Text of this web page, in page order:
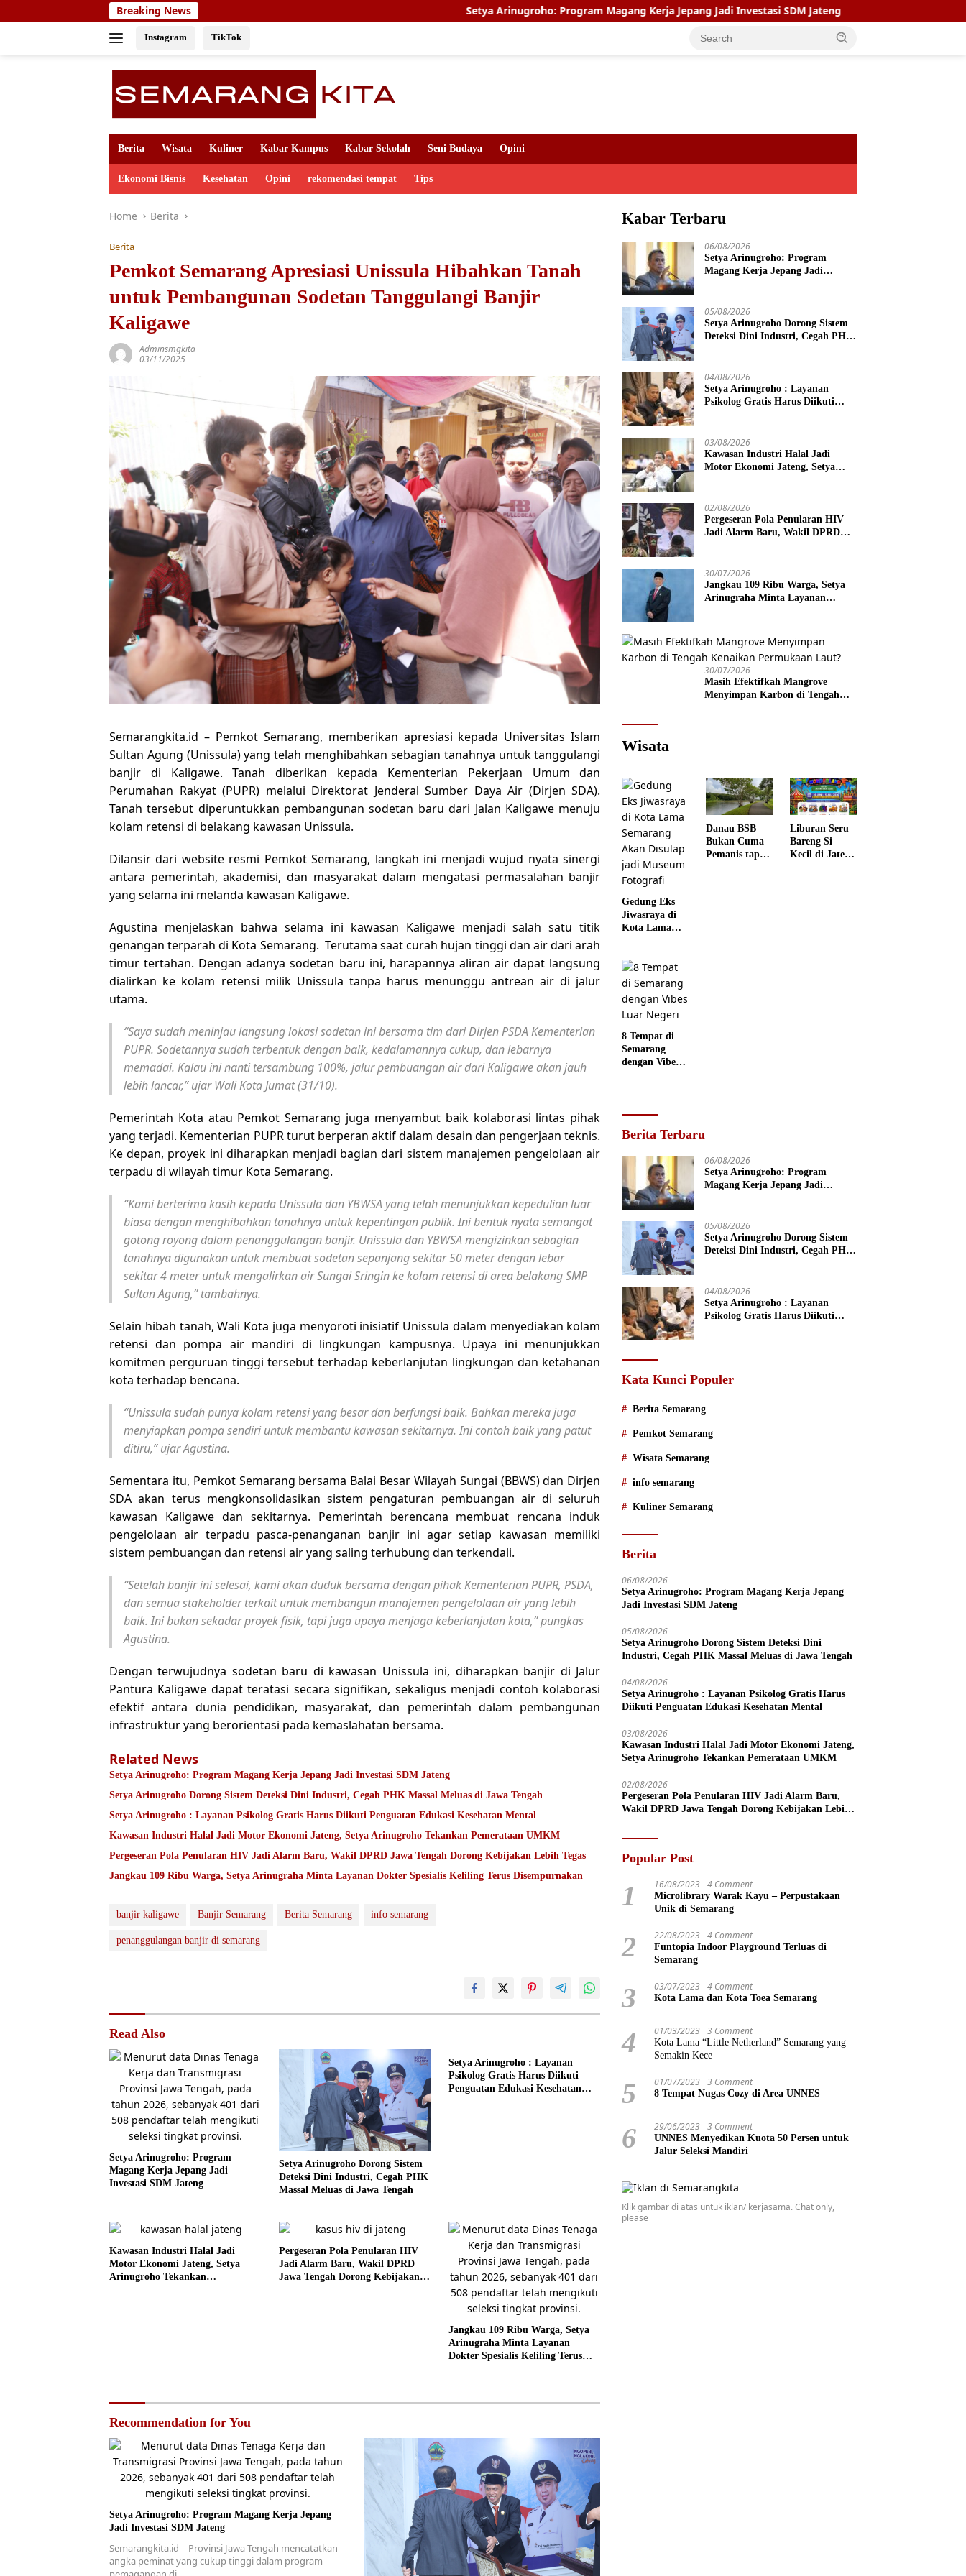
to
Breaking News Setya Arinugroho: Program Magang Kerja Jepang Jadi Investasi SDM Jateng Setya Arinugroho Dorong
Instagram TikTok
Berita Wisata Kuliner Kabar Kampus Kabar Sekolah Seni Budaya Opini
Ekonomi Bisnis Kesehatan Opini rekomendasi tempat Tips
Home Berita
Berita
Pemkot Semarang Apresiasi Unissula Hibahkan Tanah
untuk Pembangunan Sodetan Tanggulangi Banjir
Kaligawe
Adminsmgkita
03/11/2025
Semarangkita.id – Pemkot Semarang, memberikan apresiasi kepada Universitas Islam
Sultan Agung (Unissula) yang telah menghibahkan sebagian tanahnya untuk tanggulangi
banjir di Kaligawe. Tanah diberikan kepada Kementerian Pekerjaan Umum dan
Perumahan Rakyat (PUPR) melalui Direktorat Jenderal Sumber Daya Air (Dirjen SDA).
Tanah tersebut diperuntukkan pembangunan sodetan baru dari Jalan Kaligawe menuju
kolam retensi di belakang kawasan Unissula.
Dilansir dari website resmi Pemkot Semarang, langkah ini menjadi wujud nyata sinergi
antara pemerintah, akademisi, dan masyarakat dalam mengatasi permasalahan banjir
yang selama ini melanda kawasan Kaligawe.
Agustina menjelaskan bahwa selama ini kawasan Kaligawe menjadi salah satu titik
genangan terparah di Kota Semarang. Terutama saat curah hujan tinggi dan air dari arah
timur tertahan. Dengan adanya sodetan baru ini, harapannya aliran air dapat langsung
dialirkan ke kolam retensi milik Unissula tanpa harus menunggu antrean air di jalur
utama.
“Saya sudah meninjau langsung lokasi sodetan ini bersama tim dari Dirjen PSDA Kementerian
PUPR. Sodetannya sudah terbentuk dengan baik, kedalamannya cukup, dan lebarnya
memadai. Kalau ini nanti tersambung 100%, jalur pembuangan air dari Kaligawe akan jauh
lebih lancar,” ujar Wali Kota Jumat (31/10).
Pemerintah Kota atau Pemkot Semarang juga menyambut baik kolaborasi lintas pihak
yang terjadi. Kementerian PUPR turut berperan aktif dalam desain dan pengerjaan teknis.
Ke depan, proyek ini diharapkan menjadi bagian dari sistem manajemen pengelolaan air
terpadu di wilayah timur Kota Semarang.
“Kami berterima kasih kepada Unissula dan YBWSA yang telah menunjukkan kepedulian luar
biasa dengan menghibahkan tanahnya untuk kepentingan publik. Ini bentuk nyata semangat
gotong royong dalam penanggulangan banjir. Unissula dan YBWSA mengizinkan sebagian
tanahnya digunakan untuk membuat sodetan sepanjang sekitar 50 meter dengan lebar
sekitar 4 meter untuk mengalirkan air Sungai Sringin ke kolam retensi di area belakang SMP
Sultan Agung,” tambahnya.
Selain hibah tanah, Wali Kota juga menyoroti inisiatif Unissula dalam menyediakan kolam
retensi dan pompa air mandiri di lingkungan kampusnya. Upaya ini menunjukkan
komitmen perguruan tinggi tersebut terhadap keberlanjutan lingkungan dan ketahanan
kota terhadap bencana.
“Unissula sudah punya kolam retensi yang besar dan berfungsi baik. Bahkan mereka juga
menyiapkan pompa sendiri untuk membantu kawasan sekitarnya. Ini contoh baik yang patut
ditiru,” ujar Agustina.
Sementara itu, Pemkot Semarang bersama Balai Besar Wilayah Sungai (BBWS) dan Dirjen
SDA akan terus mengkonsolidasikan sistem pengaturan pembuangan air di seluruh
kawasan Kaligawe dan sekitarnya. Pemerintah berencana membuat rencana induk
pengelolaan air terpadu pasca-penanganan banjir ini agar setiap kawasan memiliki
sistem pembuangan dan retensi air yang saling terhubung dan terkendali.
“Setelah banjir ini selesai, kami akan duduk bersama dengan pihak Kementerian PUPR, PSDA,
dan semua stakeholder terkait untuk membangun manajemen pengelolaan air yang lebih
baik. Ini bukan sekadar proyek fisik, tapi juga upaya menjaga keberlanjutan kota,” pungkas
Agustina.
Dengan terwujudnya sodetan baru di kawasan Unissula ini, diharapkan banjir di Jalur
Pantura Kaligawe dapat teratasi secara signifikan, sekaligus menjadi contoh kolaborasi
efektif antara dunia pendidikan, masyarakat, dan pemerintah dalam pembangunan
infrastruktur yang berorientasi pada kemaslahatan bersama.
Related News
Setya Arinugroho: Program Magang Kerja Jepang Jadi Investasi SDM Jateng
Setya Arinugroho Dorong Sistem Deteksi Dini Industri, Cegah PHK Massal Meluas di Jawa Tengah
Setya Arinugroho : Layanan Psikolog Gratis Harus Diikuti Penguatan Edukasi Kesehatan Mental
Kawasan Industri Halal Jadi Motor Ekonomi Jateng, Setya Arinugroho Tekankan Pemerataan UMKM
Pergeseran Pola Penularan HIV Jadi Alarm Baru, Wakil DPRD Jawa Tengah Dorong Kebijakan Lebih Tegas
Jangkau 109 Ribu Warga, Setya Arinugraha Minta Layanan Dokter Spesialis Keliling Terus Disempurnakan
banjir kaligawe Banjir Semarang Berita Semarang info semarang
penanggulangan banjir di semarang
Read Also
Setya Arinugroho: Program
Magang Kerja Jepang Jadi
Investasi SDM Jateng
Setya Arinugroho Dorong Sistem
Deteksi Dini Industri, Cegah PHK
Massal Meluas di Jawa Tengah
Setya Arinugroho : Layanan
Psikolog Gratis Harus Diikuti
Penguatan Edukasi Kesehatan
Kawasan Industri Halal Jadi
Motor Ekonomi Jateng, Setya
Arinugroho Tekankan
Pergeseran Pola Penularan HIV
Jadi Alarm Baru, Wakil DPRD
Jawa Tengah Dorong Kebijakan
Jangkau 109 Ribu Warga, Setya
Arinugraha Minta Layanan
Dokter Spesialis Keliling Terus
Recommendation for You
Setya Arinugroho: Program Magang Kerja Jepang
Jadi Investasi SDM Jateng
Semarangkita.id – Provinsi Jawa Tengah mencatatkan
angka peminat yang cukup tinggi dalam program
Kabar Terbaru
06/08/2026
Setya Arinugroho: Program
Magang Kerja Jepang Jadi
05/08/2026
Setya Arinugroho Dorong Sistem
Deteksi Dini Industri, Cegah PHK
04/08/2026
Setya Arinugroho : Layanan
Psikolog Gratis Harus Diikuti
03/08/2026
Kawasan Industri Halal Jadi
Motor Ekonomi Jateng, Setya
02/08/2026
Pergeseran Pola Penularan HIV
Jadi Alarm Baru, Wakil DPRD
30/07/2026
Jangkau 109 Ribu Warga, Setya
Arinugraha Minta Layanan
30/07/2026
Masih Efektifkah Mangrove
Menyimpan Karbon di Tengah
Wisata
Gedung Eks
Jiwasraya di
Kota Lama
jadi Museum
Fotografi
Danau BSB
Bukan Cuma
Pemanis tapi
Liburan Seru
Bareng Si
Kecil di Jateng
8 Tempat di
Semarang
dengan Vibes
Berita Terbaru
06/08/2026
Setya Arinugroho: Program
Magang Kerja Jepang Jadi
05/08/2026
Setya Arinugroho Dorong Sistem
Deteksi Dini Industri, Cegah PHK
04/08/2026
Setya Arinugroho : Layanan
Psikolog Gratis Harus Diikuti
Kata Kunci Populer
Berita Semarang
Pemkot Semarang
Wisata Semarang
info semarang
Kuliner Semarang
Berita
06/08/2026
Setya Arinugroho: Program Magang Kerja Jepang
Jadi Investasi SDM Jateng
05/08/2026
Setya Arinugroho Dorong Sistem Deteksi Dini
Industri, Cegah PHK Massal Meluas di Jawa Tengah
04/08/2026
Setya Arinugroho : Layanan Psikolog Gratis Harus
Diikuti Penguatan Edukasi Kesehatan Mental
03/08/2026
Kawasan Industri Halal Jadi Motor Ekonomi Jateng,
Setya Arinugroho Tekankan Pemerataan UMKM
02/08/2026
Pergeseran Pola Penularan HIV Jadi Alarm Baru,
Wakil DPRD Jawa Tengah Dorong Kebijakan Lebih
Popular Post
1 16/08/2023 4 Comment
Microlibrary Warak Kayu – Perpustakaan
Unik di Semarang
2 22/08/2023 4 Comment
Funtopia Indoor Playground Terluas di
Semarang
3 03/07/2023 4 Comment
Kota Lama dan Kota Toea Semarang
4 01/03/2023 3 Comment
Kota Lama “Little Netherland” Semarang yang
Semakin Kece
5 01/07/2023 3 Comment
8 Tempat Nugas Cozy di Area UNNES
6 29/06/2023 3 Comment
UNNES Menyedikan Kuota 50 Persen untuk
Jalur Seleksi Mandiri
Klik gambar di atas untuk iklan/ kerjasama. Chat only,
please